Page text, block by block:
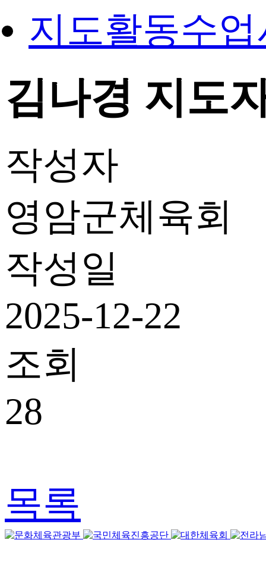
지도활동수
김나경 지도
작성자
영암군체육회
작성일
2025-12-22
조회
28
목록